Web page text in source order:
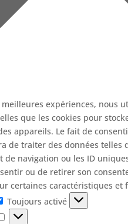
expériences, nous
que les cookies pour
appareils. Le fait de
de traiter des données telles
de navigation ou les ID
ou de retirer son
certaines caractéristiques et
Fonctionnel
Toujours activé
Préférences